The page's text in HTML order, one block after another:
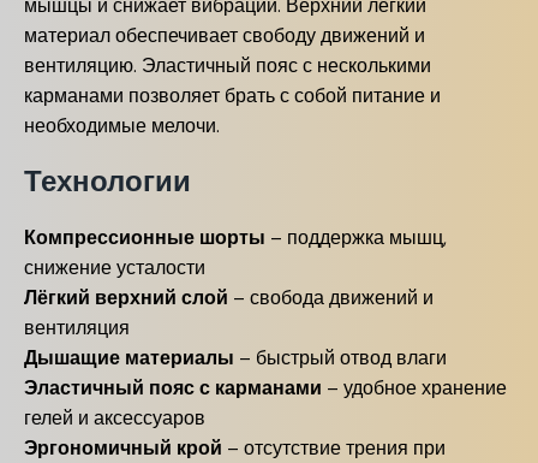
мышцы и снижает вибрации. Верхний лёгкий
материал обеспечивает свободу движений и
вентиляцию. Эластичный пояс с несколькими
карманами позволяет брать с собой питание и
необходимые мелочи.
Технологии
Компрессионные шорты – поддержка мышц,
снижение усталости
Лёгкий верхний слой – свобода движений и
вентиляция
Дышащие материалы – быстрый отвод влаги
Эластичный пояс с карманами – удобное хранение
гелей и аксессуаров
Эргономичный крой – отсутствие трения при